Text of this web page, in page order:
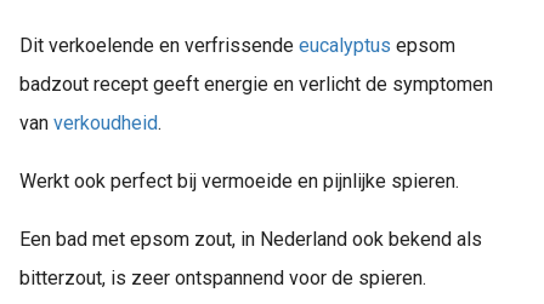
Dit verkoelende en verfrissende eucalyptus epsom
badzout recept geeft energie en verlicht de symptomen
van verkoudheid.
Werkt ook perfect bij vermoeide en pijnlijke spieren.
Een bad met epsom zout, in Nederland ook bekend als
bitterzout, is zeer ontspannend voor de spieren.